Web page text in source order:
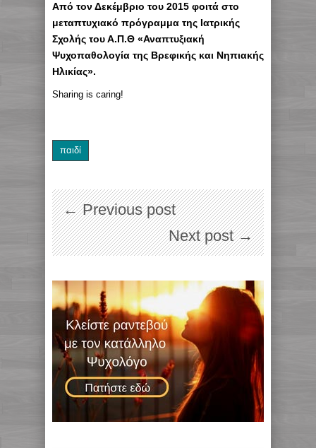
Από τον Δεκέμβριο του 2015 φοιτά στο
μεταπτυχιακό πρόγραμμα της Ιατρικής
Σχολής του Α.Π.Θ «Αναπτυξιακή
Ψυχοπαθολογία της Βρεφικής και Νηπιακής
Ηλικίας».
Sharing is caring!
παιδί
← Previous post
Next post →